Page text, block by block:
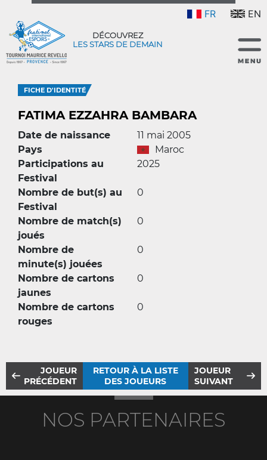
FR EN
DÉCOUVREZ
LES STARS DE DEMAIN
FICHE D'IDENTITÉ
FATIMA EZZAHRA BAMBARA
Date de naissance
11 mai 2005
Pays
Maroc
Participations au
Festival
2025
Nombre de but(s) au
Festival
0
Nombre de match(s)
joués
0
Nombre de
minute(s) jouées
0
Nombre de cartons
jaunes
0
Nombre de cartons
rouges
0
JOUEUR
PRÉCÉDENT
RETOUR À LA LISTE
DES JOUEURS
JOUEUR
SUIVANT
NOS PARTENAIRES